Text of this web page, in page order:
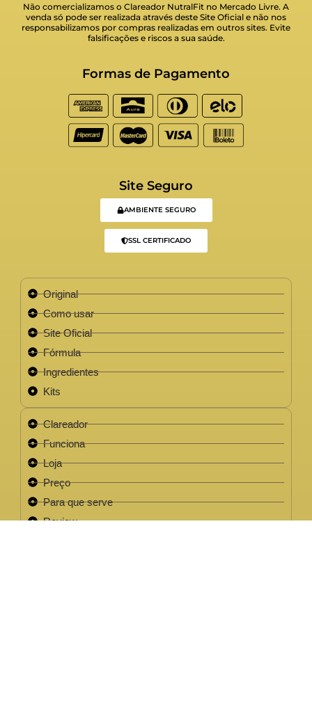
Não comercializamos o Clareador NutralFit no Mercado Livre. A
venda só pode ser realizada através deste Site Oficial e não nos
responsabilizamos por compras realizadas em outros sites. Evite
falsificações e riscos a sua saúde.
Formas de Pagamento
Site Seguro
AMBIENTE SEGURO
SSL CERTIFICADO
Original
Como usar
Site Oficial
Fórmula
Ingredientes
Kits
Clareador
Funciona
Loja
Preço
Para que serve
Review